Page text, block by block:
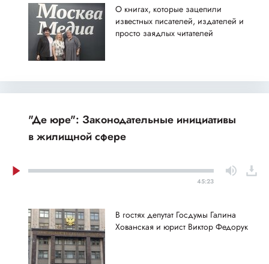
О книгах, которые зацепили
известных писателей, издателей и
просто заядлых читателей
"Де юре": Законодательные инициативы
в жилищной сфере
45:23
В гостях депутат Госдумы Галина
Хованская и юрист Виктор Федорук